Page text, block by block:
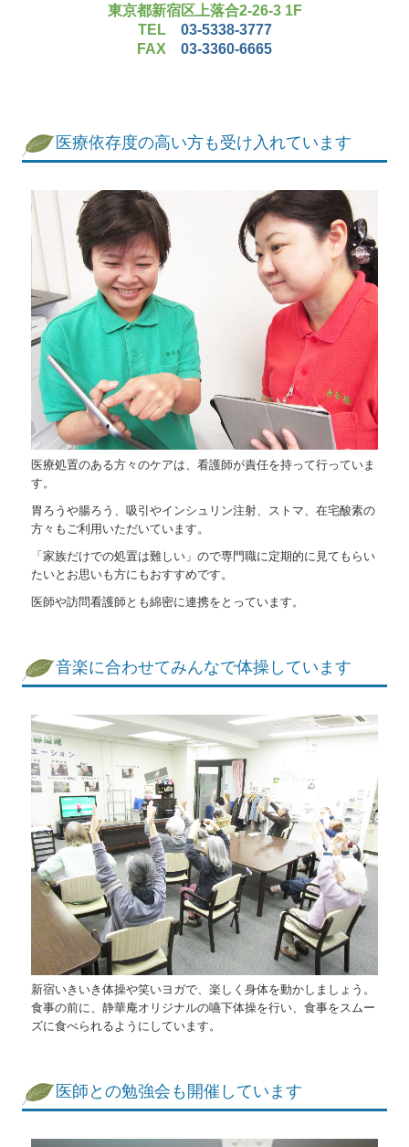
東京都新宿区上落合2-26-3 1F
TEL 03-5338-3777
FAX 03-3360-6665
医療依存度の高い方も受け入れています
医療処置のある方々のケアは、看護師が責任を持って行っていま
す。
胃ろうや腸ろう、吸引やインシュリン注射、ストマ、在宅酸素の
方々もご利用いただいています。
「家族だけでの処置は難しい」ので専門職に定期的に見てもらい
たいとお思いも方にもおすすめです。
医師や訪問看護師とも綿密に連携をとっています。
音楽に合わせてみんなで体操しています
新宿いきいき体操や笑いヨガで、楽しく身体を動かしましょう。
食事の前に、静華庵オリジナルの嚥下体操を行い、食事をスムー
ズに食べられるようにしています。
医師との勉強会も開催しています